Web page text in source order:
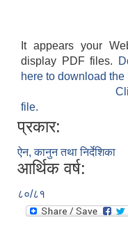
It appears your
display PDF files.
here to download the
file.
प्रकार:
ऐन, कानुन तथा निर्देशिका
आर्थिक वर्ष:
८०/८१